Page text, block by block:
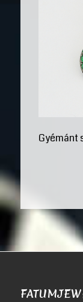
Gyémánt